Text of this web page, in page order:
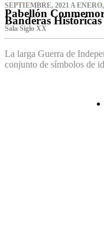
SEPTIEMBRE, 2021 A
Pabellón
Banderas Históricas
Sala Siglo XX
La larga Guerra de
conjunto de símbolos de